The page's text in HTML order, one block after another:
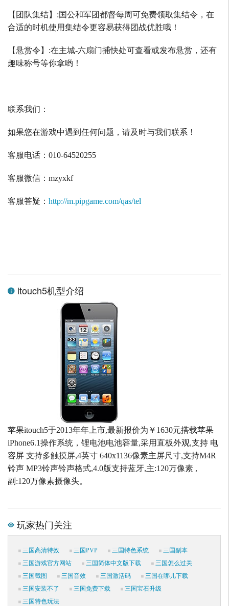
【团队集结】 :国公和军团都督每周可免费领取集结令，在
合适的时机使用集结令更容易获得团战优胜哦！
【悬赏令】 :在主城-六扇门捕快处可查看或发布悬赏，还有
趣味称号等你拿哟！
联系我们：
如果您在游戏中遇到任何问题，请及时与我们联系！
客服电话： 010-64520255
客服微信： mzyxkf
客服答疑： http://m.pipgame.com/qas/tel
itouch5机型介绍
苹果itouch5于2013年年上市,最新报价为￥1630元搭载苹果
iPhone6.1操作系统，锂电池电池容量,采用直板外观,支持 电
容屏 支持多触摸屏,4英寸 640x1136像素主屏尺寸,支持M4R
铃声 MP3铃声铃声格式,4.0版支持蓝牙,主:120万像素 ,
副:120万像素摄像头。
玩家热门关注
三国高清特效 三国PVP 三国特色系统
三国副本
三国游戏官方网站
三国简体中文版下载
三国怎么过关
三国截图
三国音效 三国激活码
三国在哪儿下载
三国安装不了
三国免费下载
三国宝石升级
三国特色玩法